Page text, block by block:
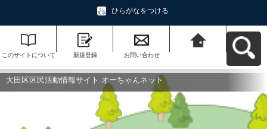
ひらがなをつける
このサイトについて 新規登録 お問い合わせ
ットへ戻る
大田区区民活動情報サイト オーちゃんネット